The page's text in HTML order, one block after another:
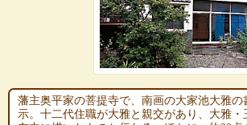
藩主奥平家の菩提寺で、南画の大家池大雅の
示。十二代住職が大雅と親交があり、大雅・